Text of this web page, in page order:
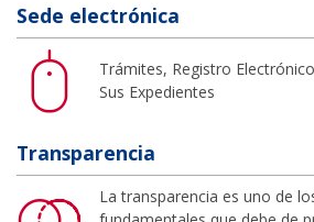
Sede electrónica
Trámites, Registro
Sus Expedientes
Transparencia
La transparencia es uno de